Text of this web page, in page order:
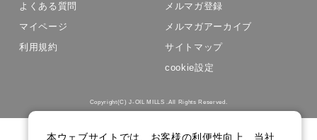
よくある質問
マイページ
利用規約
メルマガ登録
メルマガアーカイブ
サイトマップ
cookie設定
Copyright(C) J-OIL MILLS .All Rights Reserved.
本ウェブサイトでは、お客様の利便性向上、当社